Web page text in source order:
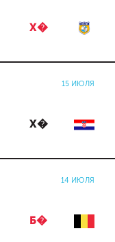
Х�
15 ИЮЛЯ
Х�
14 ИЮЛЯ
Б�